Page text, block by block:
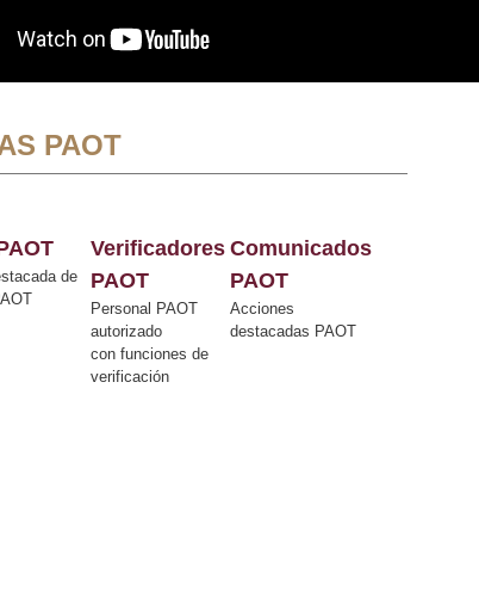
PAOT
de
Verificadores
PAOT
Personal PAOT
autorizado
con funciones de
verificación
Comunicados
PAOT
Acciones
destacadas PAOT